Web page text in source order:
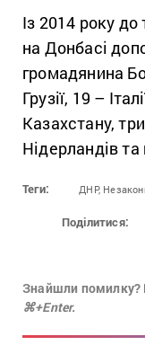
Із 2014 року
на Донбасі
громадянина
Грузії, 19 –
Казахстану,
Нідерландів
Теги: ДНР,
Поділитися:
Знайшли помилку?
⌘+Enter.